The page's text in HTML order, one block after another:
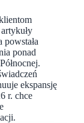
ponad
ekspansję
r. chce